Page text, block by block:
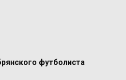
футболиста